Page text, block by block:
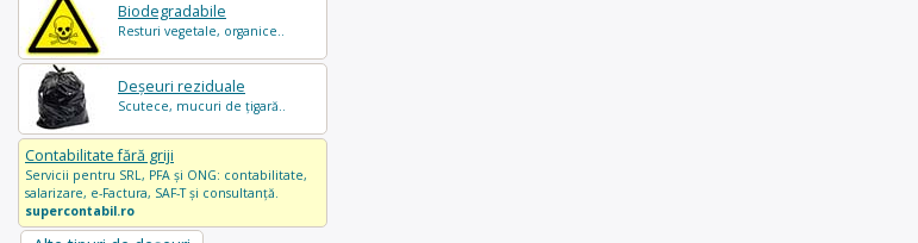
Biodegradabile
Resturi vegetale, organice..
Deșeuri reziduale
Scutece, mucuri de țigară..
Contabilitate fără griji
Servicii pentru SRL, PFA și ONG: contabilitate,
salarizare, e-Factura, SAF-T și consultanță.
supercontabil.ro